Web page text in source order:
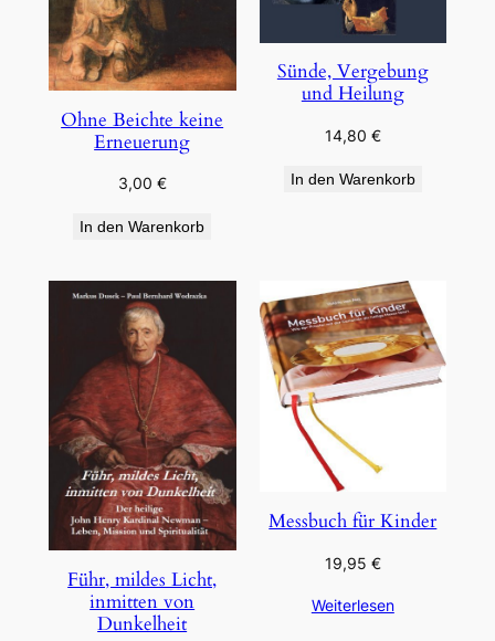
Ohne Beichte keine
Erneuerung
3,00 €
In den Warenkorb
Sünde, Vergebung
und Heilung
14,80 €
In den Warenkorb
Führ, mildes Licht,
inmitten von
Dunkelheit
Messbuch für Kinder
19,95 €
Weiterlesen